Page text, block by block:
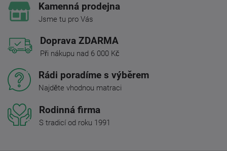
Kamenná prodejna
Jsme tu pro Vás
Doprava ZDARMA
Při nákupu nad 6 000 Kč
Rádi poradíme s výběrem
Najděte vhodnou matraci
Rodinná firma
S tradicí od roku 1991